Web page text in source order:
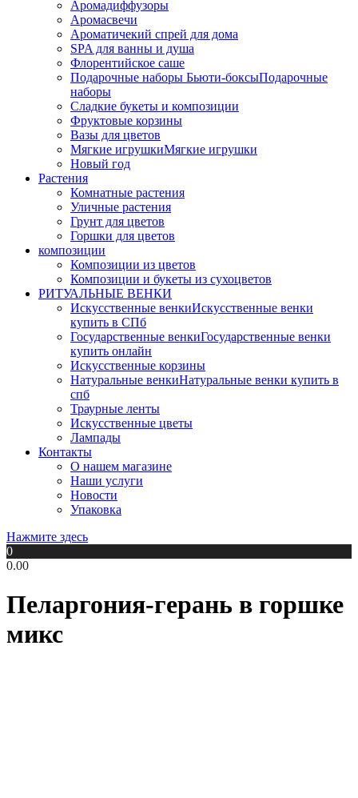
Аромадиффузоры
Аромасвечи
Ароматичекий спрей для дома
SPA для ванны и душа
Флорентийское саше
Подарочные наборы Бьюти-боксыПодарочные
наборы
Сладкие букеты и композиции
Фруктовые корзины
Вазы для цветов
Мягкие игрушкиМягкие игрушки
Новый год
Растения
Комнатные растения
Уличные растения
Грунт для цветов
Горшки для цветов
композиции
Композиции из цветов
Композиции и букеты из сухоцветов
РИТУАЛЬНЫЕ ВЕНКИ
Искусственные венкиИскусственные венки
купить в СПб
Государственные венкиГосударственные венки
купить онлайн
Искусственные корзины
Натуральные венкиНатуральные венки купить в
спб
Траурные ленты
Искусственные цветы
Лампады
Контакты
О нашем магазине
Наши услуги
Новости
Упаковка
Нажмите здесь
0
0.00
Пеларгония-герань в горшке
микс